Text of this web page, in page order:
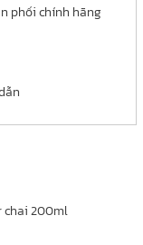
phối chính hãng
chai 200ml